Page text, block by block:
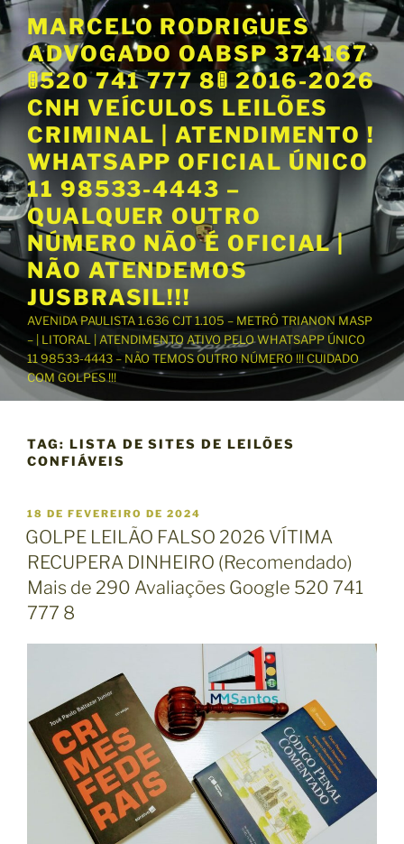
P
u
a
r
r
a
o
c
o
n
t
ú
d
MARCELO RODRIGUES
ADVOGADO OABSP 374167
🚦520 741 777 8🚦 2016-2026
CNH VEÍCULOS LEILÕES
CRIMINAL | ATENDIMENTO !
WHATSAPP OFICIAL ÚNICO
11 98533-4443 –
QUALQUER OUTRO
NÚMERO NÃO É OFICIAL |
NÃO ATENDEMOS
JUSBRASIL!!!
AVENIDA PAULISTA 1.636 CJT 1.105 – METRÔ TRIANON MASP
– | LITORAL | ATENDIMENTO ATIVO PELO WHATSAPP ÚNICO
11 98533-4443 – NÃO TEMOS OUTRO NÚMERO !!! CUIDADO
COM GOLPES !!!
TAG: LISTA DE SITES DE LEILÕES
CONFIÁVEIS
P
U
B
L
I
C
A
O
18 DE FEVEREIRO DE 2024
GOLPE LEILÃO FALSO 2026 VÍTIMA
RECUPERA DINHEIRO (Recomendado)
Mais de 290 Avaliações Google 520 741
777 8